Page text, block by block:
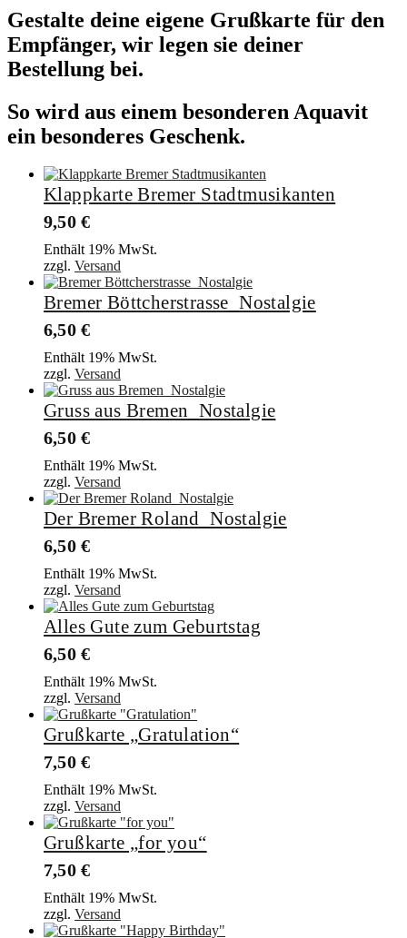
Gestalte deine eigene Grußkarte für den
Empfänger, wir legen sie deiner
Bestellung bei.
So wird aus einem besonderen Aquavit
ein besonderes Geschenk.
Klappkarte Bremer Stadtmusikanten
9,50 €
Enthält 19% MwSt.
zzgl. Versand
Bremer Böttcherstrasse_Nostalgie
6,50 €
Enthält 19% MwSt.
zzgl. Versand
Gruss aus Bremen_Nostalgie
6,50 €
Enthält 19% MwSt.
zzgl. Versand
Der Bremer Roland_Nostalgie
6,50 €
Enthält 19% MwSt.
zzgl. Versand
Alles Gute zum Geburtstag
6,50 €
Enthält 19% MwSt.
zzgl. Versand
Grußkarte „Gratulation“
7,50 €
Enthält 19% MwSt.
zzgl. Versand
Grußkarte „for you“
7,50 €
Enthält 19% MwSt.
zzgl. Versand